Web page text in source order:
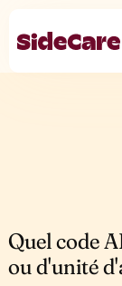
Quel code
ou d'unité